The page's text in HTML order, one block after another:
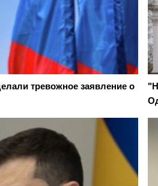
тревожное заявление о